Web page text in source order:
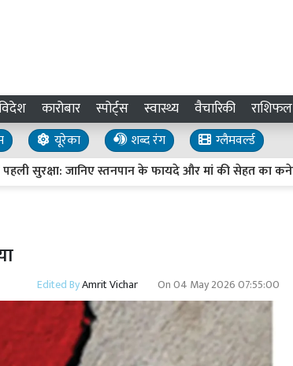
कारोबार स्पोर्ट्स स्वास्थ्य वैचारिकी राशिफल
यूरेका शब्द रंग
ग्लैमवर्ल्ड
जानिए स्तनपान के फायदे और मां की सेहत का कनेक्शन
Edited ByAmrit Vichar On04 May 2026 07:55:00